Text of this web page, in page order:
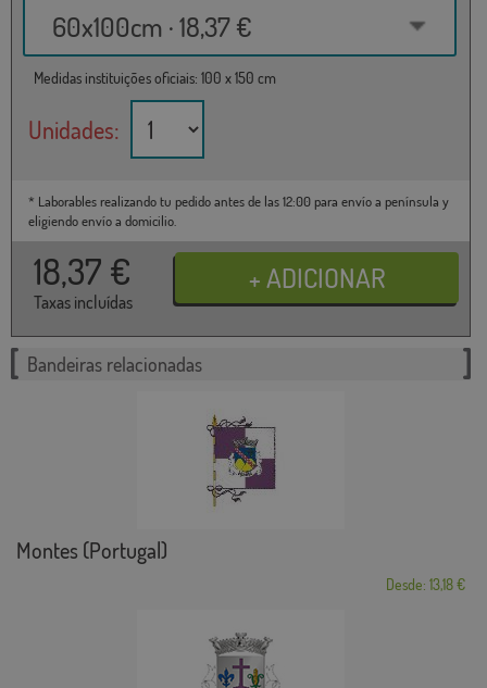
60x100cm · 18,37 €
Medidas instituições oficiais: 100 x 150 cm
Unidades:
* Laborables realizando tu pedido antes de las 12:00 para envío a península y
eligiendo envío a domicilio.
18,37 €
Taxas incluídas
Bandeiras relacionadas
Montes (Portugal)
Desde: 13,18 €